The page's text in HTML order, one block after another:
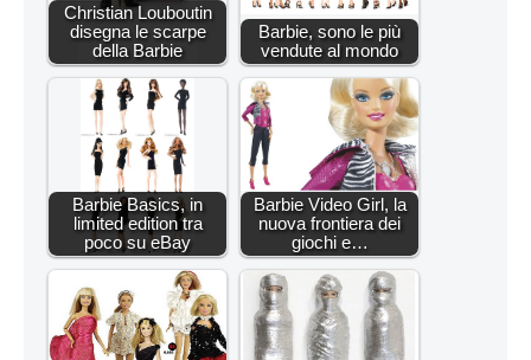
Christian Louboutin
disegna le scarpe
della Barbie
Barbie, sono le più
vendute al mondo
Barbie Basics, in
limited edition tra
poco su eBay
Barbie Video Girl, la
nuova frontiera dei
giochi e…